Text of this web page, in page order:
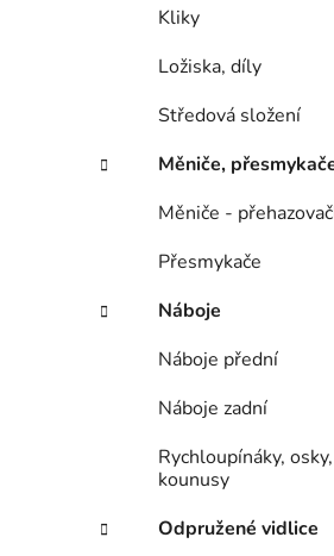
Kliky
Ložiska, díly
Středová složení
Měniče,
Měniče -
Přesmykače
Náboje
Náboje přední
Náboje zadní
Rychloupínáky,
kounusy
Odpružené vidlice